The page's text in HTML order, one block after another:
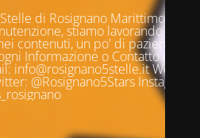
di Rosignano Marittimo è
stiamo lavorando per
contenuti, un po' di pazienza e
Informazione o Contatto questi
info@rosignano5stelle.it Web:
@Rosignano5Stars Instagram: